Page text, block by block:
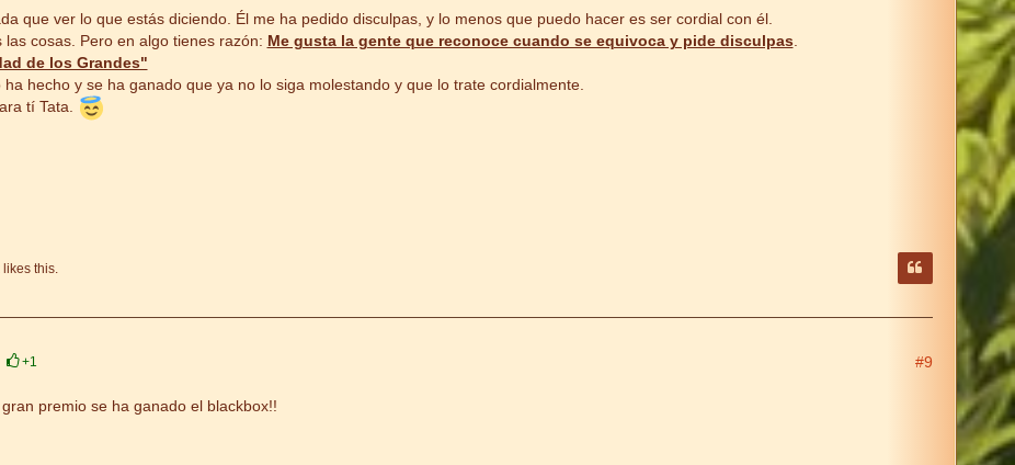
que ver lo que estás diciendo. Él me ha pedido disculpas, y lo menos que puedo hacer es ser cordial con él.
las cosas. Pero en algo tienes razón: Me gusta la gente que reconoce cuando se equivoca y pide disculpas.
de los Grandes"
ha hecho y se ha ganado que ya no lo siga molestando y que lo trate cordialmente.
tí Tata.
this.
+1 #9
premio se ha ganado el blackbox!!